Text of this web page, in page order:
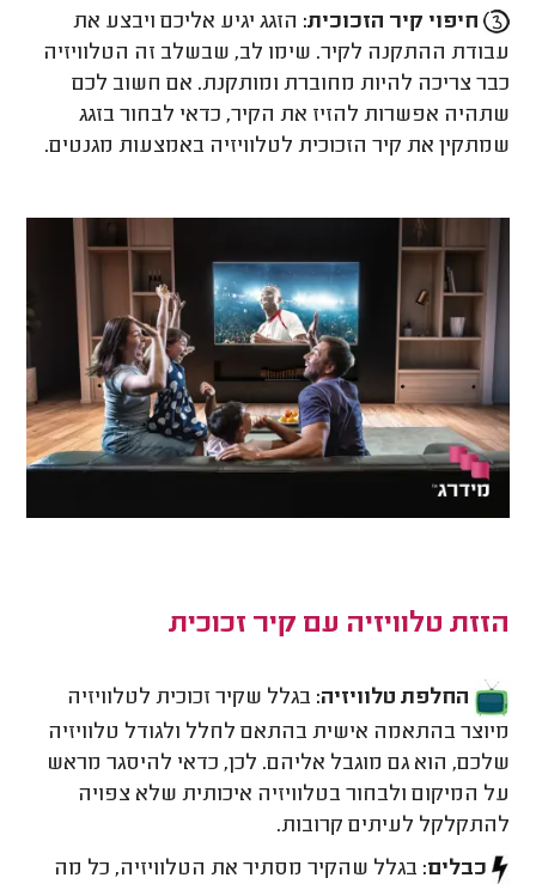
חיפוי קיר הזכוכית: הזגג יגיע אליכם ויבצע את
עבודת ההתקנה לקיר. שימו לב, שבשלב זה הטלוויזיה
כבר צריכה להיות מחוברת ומותקנת. אם חשוב לכם
שתהיה אפשרות להזיז את הקיר, כדאי לבחור בזגג
שמתקין את קיר הזכוכית לטלוויזיה באמצעות מגנטים.
הזזת טלוויזיה עם קיר זכוכית
החלפת טלוויזיה: בגלל שקיר זכוכית לטלוויזיה
מיוצר בהתאמה אישית בהתאם לחלל ולגודל טלוויזיה
שלכם, הוא גם מוגבל אליהם. לכן, כדאי להיסגר מראש
על המיקום ולבחור בטלוויזיה איכותית שלא צפויה
להתקלקל לעיתים קרובות.
כבלים: בגלל שהקיר מסתיר את הטלוויזיה, כל מה